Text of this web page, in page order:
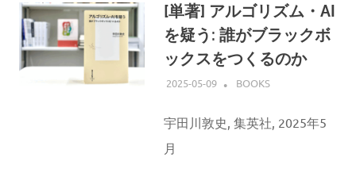
[単著] アルゴリズム・AI
を疑う: 誰がブラックボ
ックスをつくるのか
2025-05-09 ATSUSHI UDAGAWA
BOOKS
宇田川敦史, 集英社, 2025年5
月